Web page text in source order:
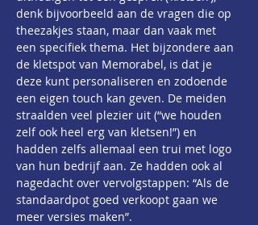
denk bijvoorbeeld aan de vragen die op
theezakjes staan, maar dan vaak met
een specifiek thema. Het bijzondere aan
de kletspot van Memorabel, is dat je
deze kunt personaliseren en zodoende
een eigen touch kan geven. De meiden
straalden veel plezier uit (“we houden
zelf ook heel erg van kletsen!”) en
hadden zelfs allemaal een trui met logo
van hun bedrijf aan. Ze hadden ook al
nagedacht over vervolgstappen: “Als de
standaardpot goed verkoopt gaan we
meer versies maken”.